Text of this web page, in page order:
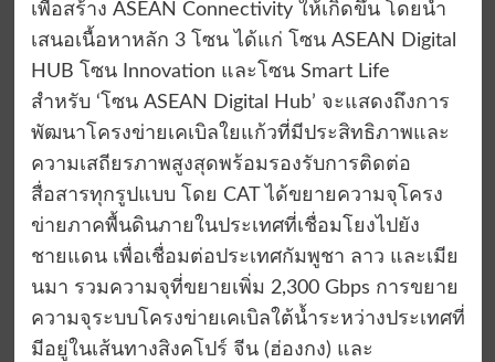
เพื่อสร้าง ASEAN Connectivity ให้เกิดขึ้น โดยนำ
เสนอเนื้อหาหลัก 3 โซน ได้แก่ โซน ASEAN Digital
HUB โซน Innovation และโซน Smart Life
สำหรับ ‘โซน ASEAN Digital Hub’ จะแสดงถึงการ
พัฒนาโครงข่ายเคเบิลใยแก้วที่มีประสิทธิภาพและ
ความเสถียรภาพสูงสุดพร้อมรองรับการติดต่อ
สื่อสารทุกรูปแบบ โดย CAT ได้ขยายความจุโครง
ข่ายภาคพื้นดินภายในประเทศที่เชื่อมโยงไปยัง
ชายแดน เพื่อเชื่อมต่อประเทศกัมพูชา ลาว และเมีย
นมา รวมความจุที่ขยายเพิ่ม 2,300 Gbps การขยาย
ความจุระบบโครงข่ายเคเบิลใต้น้ำระหว่างประเทศที่
มีอยู่ในเส้นทางสิงคโปร์ จีน (ฮ่องกง) และ